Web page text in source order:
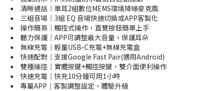
清晰通話｜單耳2組數位MEMS環境降噪麥克風
三組音場｜3組 EQ 音場快速切換或APP客製化
操作簡易｜觸控式操作，直覺按鈕簡單上手
聽力保護｜APP可調整最大音量，保護耳朵
無線充電｜輕量USB-C充電+無線充電盒
快速配對｜支援Google Fast Pair(適用Android)
雙種操控｜實體按鍵+觸控按鍵，雙介面便利操作
快速充電｜快充10分鐘可用1小時
專屬APP｜客製調整設定，體驗升級